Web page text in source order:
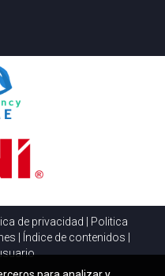
de privacidad
Politica
Índice de contenidos